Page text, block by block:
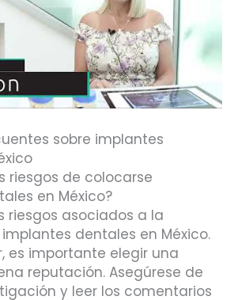
sobre implantes
riesgos de colocarse
en México?
riesgos asociados a la
dentales en México.
es importante elegir una
reputación. Asegúrese de
y leer los comentarios